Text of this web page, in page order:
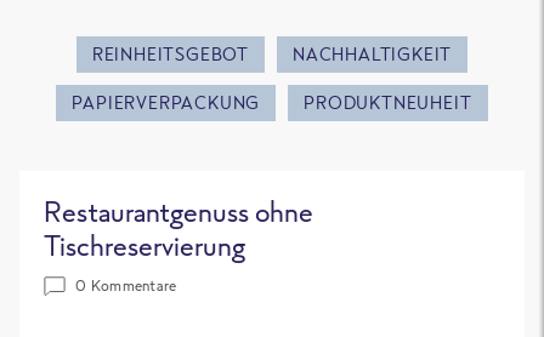
REINHEITSGEBOT NACHHALTIGKEIT
PAPIERVERPACKUNG PRODUKTNEUHEIT
Restaurantgenuss ohne
Tischreservierung
0 Kommentare